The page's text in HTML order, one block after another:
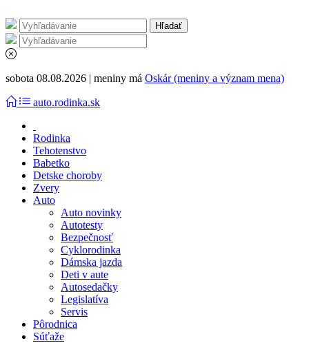
sobota 08.08.2026 | meniny má Oskár (meniny a význam mena)
auto.rodinka.sk
Rodinka
Tehotenstvo
Babetko
Detske choroby
Zvery
Auto
Auto novinky
Autotesty
Bezpečnosť
Cyklorodinka
Dámska jazda
Deti v aute
Autosedačky
Legislatíva
Servis
Pôrodnica
Súťaže